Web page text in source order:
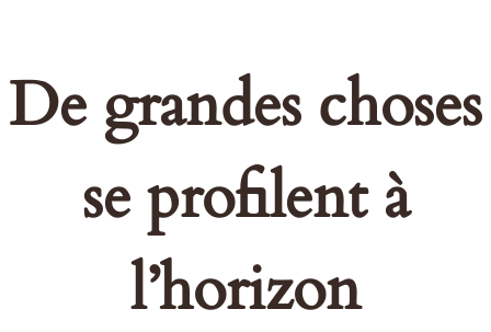
De grandes choses
se profilent à
l’horizon